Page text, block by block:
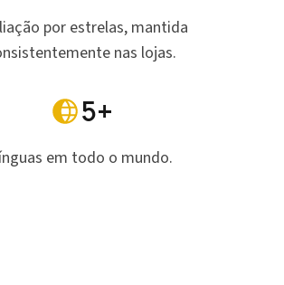
por estrelas, mantida
nas lojas.
5+
em todo o mundo.